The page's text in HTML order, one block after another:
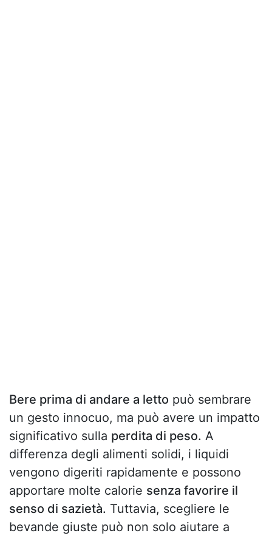
Bere prima di andare a letto può sembrare
un gesto innocuo, ma può avere un impatto
significativo sulla perdita di peso. A
differenza degli alimenti solidi, i liquidi
vengono digeriti rapidamente e possono
apportare molte calorie senza favorire il
senso di sazietà. Tuttavia, scegliere le
bevande giuste può non solo aiutare a